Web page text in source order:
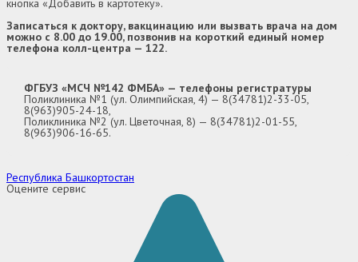
кнопка «Добавить в картотеку».
Записаться к доктору, вакцинацию или вызвать врача на дом
можно с 8.00 до 19.00, позвонив на короткий единый номер
телефона колл-центра — 122.
ФГБУЗ «МСЧ №142 ФМБА» — телефоны регистратуры
Поликлиника №1 (ул. Олимпийская, 4) — 8(34781)2-33-05,
8(963)905-24-18,
Поликлиника №2 (ул. Цветочная, 8) — 8(34781)2-01-55,
8(963)906-16-65.
Республика Башкортостан
Оцените сервис